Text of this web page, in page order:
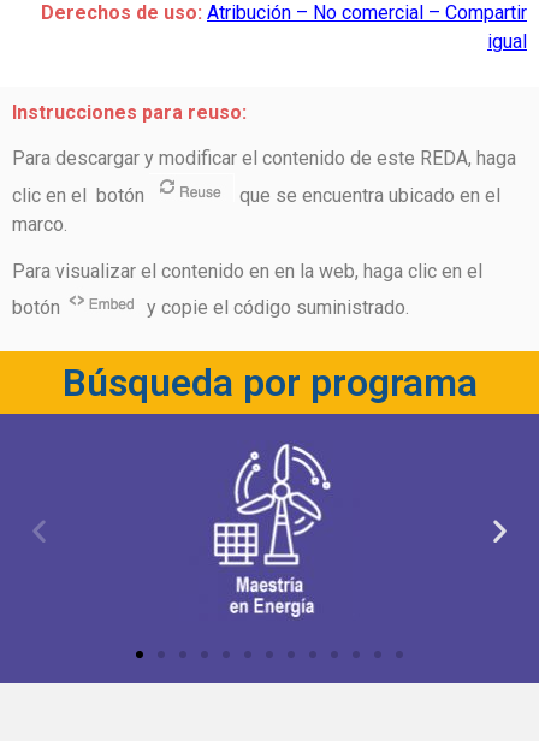
Derechos de uso: Atribución – No comercial – Compartir
igual
Instrucciones para reuso:
Para descargar y modificar el contenido de este REDA, haga
clic en el botón
que se encuentra ubicado en el
marco.
Para visualizar el contenido en en la web, haga clic en el
botón
y copie el código suministrado.
Búsqueda por programa